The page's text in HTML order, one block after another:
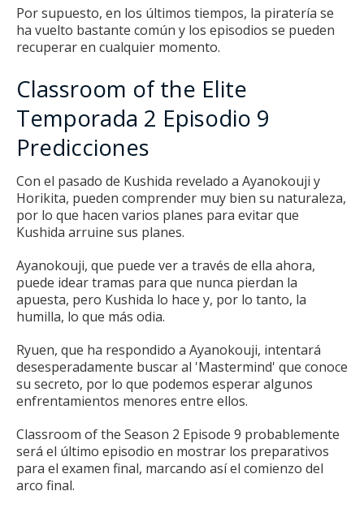
Por supuesto, en los últimos tiempos, la piratería se
ha vuelto bastante común y los episodios se pueden
recuperar en cualquier momento.
Classroom of the Elite
Temporada 2 Episodio 9
Predicciones
Con el pasado de Kushida revelado a Ayanokouji y
Horikita, pueden comprender muy bien su naturaleza,
por lo que hacen varios planes para evitar que
Kushida arruine sus planes.
Ayanokouji, que puede ver a través de ella ahora,
puede idear tramas para que nunca pierdan la
apuesta, pero Kushida lo hace y, por lo tanto, la
humilla, lo que más odia.
Ryuen, que ha respondido a Ayanokouji, intentará
desesperadamente buscar al 'Mastermind' que conoce
su secreto, por lo que podemos esperar algunos
enfrentamientos menores entre ellos.
Classroom of the Season 2 Episode 9 probablemente
será el último episodio en mostrar los preparativos
para el examen final, marcando así el comienzo del
arco final.